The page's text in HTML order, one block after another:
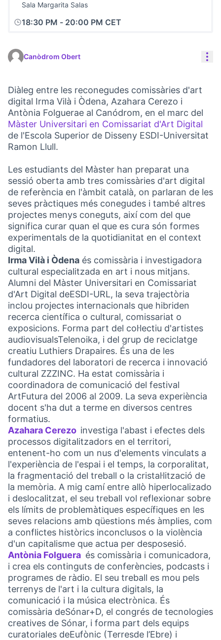
Sala Margarita Salas
18:30 PM - 20:00 PM CET
Canòdrom Obert
Diàleg entre les reconegudes comissàries d'art
digital Irma Vilà i Òdena, Azahara Cerezo i
Antònia Folguerae al Canódrom, en el marc del
Màster Universitari en Comissariat d'Art Digital
de l'Escola Superior de Disseny ESDI-Universitat
Ramon Llull.
Les estudiants del Màster han preparat una
sessió oberta amb tres comissàries d'art digital
de referència en l'àmbit català, on parlaran de les
seves pràctiques més conegudes i també altres
projectes menys coneguts, així com del que
significa curar quan el que es cura són formes
experimentals de la quotidianitat en el context
digital.
Irma Vilà i Òdena és comissària i investigadora
cultural especialitzada en art i nous mitjans.
Alumni del Màster Universitari en Comissariat
d'Art Digital deESDI-URL, la seva trajectòria
inclou projectes internacionals que hibriden
recerca científica o cultural, comissariat o
exposicions. Forma part del col·lectiu d'artistes
audiovisualsTelenoika, i del grup de reciclatge
creatiu Luthiers Drapaires. És una de les
fundadores del laboratori de recerca i innovació
cultural ZZZINC. Ha estat comissària i
coordinadora de comunicació del festival
ArtFutura del 2006 al 2009. La seva experiència
docent s'ha dut a terme en diversos centres
formatius.
Azahara Cerezo
(Link externo)
investiga l'abast i efectes dels
processos digitalitzadors en el territori,
entenent-ho com un nus d'elements vinculats a
l'experiència de l'espai i el temps, la corporalitat,
la fragmentació del treball o la cristal·lització de
la memòria. A mig camí entre allò hiperlocalizado
i deslocalitzat, el seu treball vol reflexionar sobre
els límits de problemàtiques específiques en les
seves relacions amb qüestions més àmplies, com
a conflictes històrics inconclusos o la violència
d'un capitalisme que actua per desposesió.
Antònia Folguera
(Link externo)
és comissària i comunicadora,
i crea els continguts de conferències, podcasts i
programes de ràdio. El seu treball es mou pels
terrenys de l'art i la cultura digitals, la
comunicació i la música electrònica. És
comissària deSónar+D, el congrés de tecnologies
creatives de Sónar, i forma part dels equips
curatoriales deEufònic (Terresde l’Ebre) i